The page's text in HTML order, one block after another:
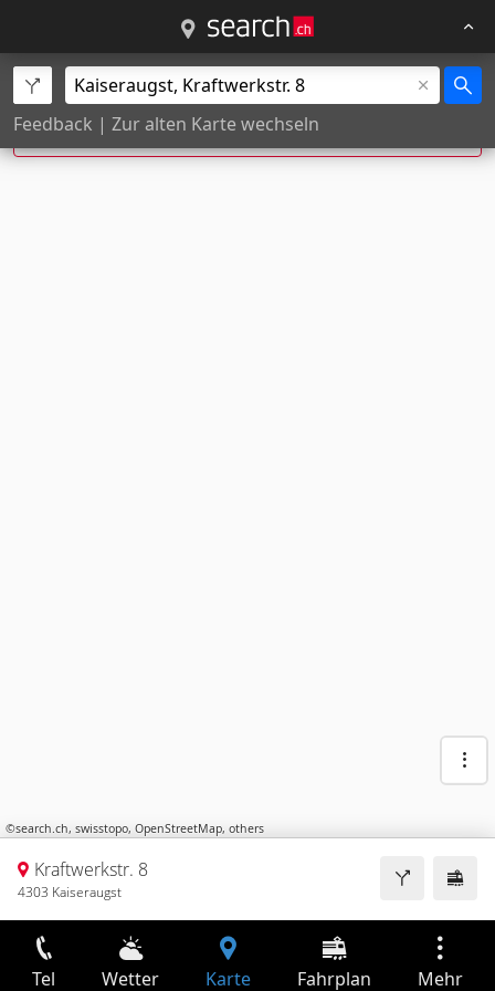
Feedback | Zur alten Karte wechseln
Exakte Hausnummer nicht gefunden, Position
wurde geschätzt.
©search.ch, swisstopo, OpenStreetMap, others
Kraftwerkstr. 8
4303 Kaiseraugst
Tel Wetter Karte Fahrplan Mehr